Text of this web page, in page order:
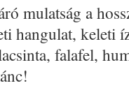
mulatság a
hangulat, keleti
falafel,